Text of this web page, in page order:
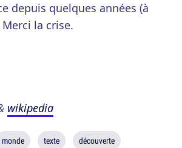
depuis quelques années (à
la crise.
wikipedia
monde texte découverte